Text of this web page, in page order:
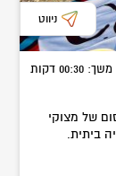
ניווט
משך: 00:30 דקות
של מצוקי
ביתית.